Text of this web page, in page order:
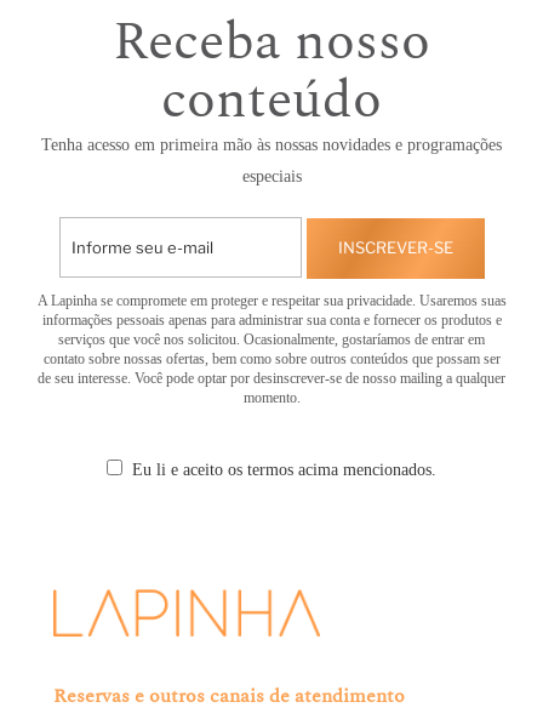
Receba nosso
conteúdo
Tenha acesso em primeira mão às nossas novidades e programações
especiais
INSCREVER-SE
A Lapinha se compromete em proteger e respeitar sua privacidade. Usaremos suas
informações pessoais apenas para administrar sua conta e fornecer os produtos e
serviços que você nos solicitou. Ocasionalmente, gostaríamos de entrar em
contato sobre nossas ofertas, bem como sobre outros conteúdos que possam ser
de seu interesse. Você pode optar por desinscrever-se de nosso mailing a qualquer
momento.
Eu li e aceito os termos acima mencionados.
Reservas e outros canais de atendimento